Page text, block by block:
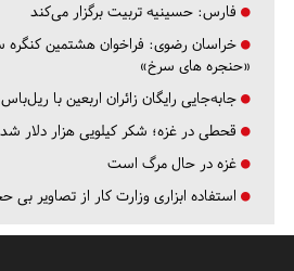
فارس: حسینیه تربیت برگزار می‌کند
خراسان رضوی: فراخوان هشتمین
«حنجره های سرخ»
جابه‌جایی رایگان زائران اربعین با
قحطی در غزه؛ شکر کیلویی هزار دلار شد
غزه در حال مرگ است
استفاده ابزاری وزارت کار از تصاویر